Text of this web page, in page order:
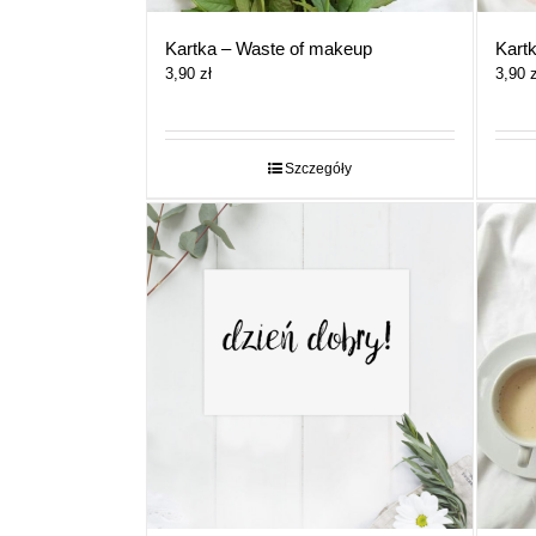
Kartka – Waste of makeup
3,90 zł
Szczegóły
3,90